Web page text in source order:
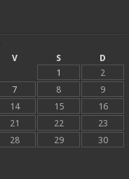
V S
D
1
2
7 8
9
14 15
16
21 22
23
28 29
30